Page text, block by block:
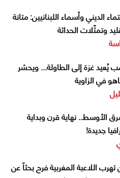
الديني وأسماء اللبنانيين: متانة
وتمثّلات الحداثة
يُعيد غزة إلى الطاولة... ويحشر
في الزاوية
الأوسط.. نهاية قرن وبداية
جديدة!
اللاعبة المغربية فرح بحثاً عن